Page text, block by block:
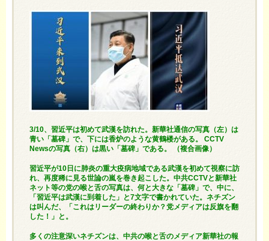
3/10、習近平は初めて武漢を訪れた。新華社通信の写真（左）は
青い「墓碑」で、下には香炉のような黄鶴楼がある。 CCTV
Newsの写真（右）は黒い「墓碑」である。 （複合画像）
習近平が10日に肺炎の重大疫病地域である武漢を初めて視察に訪
れ、再度稀に見る世論の嵐を巻き起こした。中共CCTVと新華社
ネット等の党の喉と舌の写真は、何と大きな「墓碑」で、中に、
「習近平は武漢に到着した」と7文字で書かれていた。ネチズン
は叫んだ、「これはリーダーの終わりか？党メディアは反旗を翻
した！」と。
多くの注意深いネチズンは、中共の喉と舌のメディア新華社の報